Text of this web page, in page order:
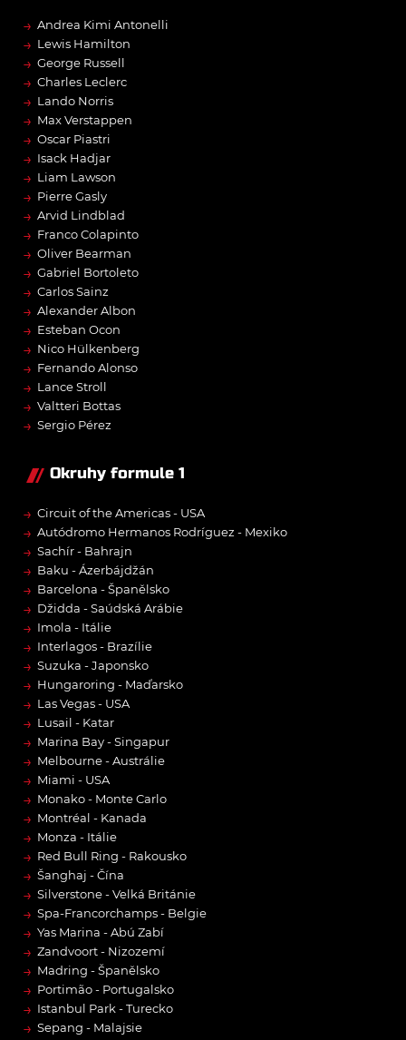
→ Andrea Kimi Antonelli
→ Lewis Hamilton
→ George Russell
→ Charles Leclerc
→ Lando Norris
→ Max Verstappen
→ Oscar Piastri
→ Isack Hadjar
→ Liam Lawson
→ Pierre Gasly
→ Arvid Lindblad
→ Franco Colapinto
→ Oliver Bearman
→ Gabriel Bortoleto
→ Carlos Sainz
→ Alexander Albon
→ Esteban Ocon
→ Nico Hülkenberg
→ Fernando Alonso
→ Lance Stroll
→ Valtteri Bottas
→ Sergio Pérez
Okruhy formule 1
→ Circuit of the Americas - USA
→ Autódromo Hermanos Rodríguez - Mexiko
→ Sachír - Bahrajn
→ Baku - Ázerbájdžán
→ Barcelona - Španělsko
→ Džidda - Saúdská Arábie
→ Imola - Itálie
→ Interlagos - Brazílie
→ Suzuka - Japonsko
→ Hungaroring - Maďarsko
→ Las Vegas - USA
→ Lusail - Katar
→ Marina Bay - Singapur
→ Melbourne - Austrálie
→ Miami - USA
→ Monako - Monte Carlo
→ Montréal - Kanada
→ Monza - Itálie
→ Red Bull Ring - Rakousko
→ Šanghaj - Čína
→ Silverstone - Velká Británie
→ Spa-Francorchamps - Belgie
→ Yas Marina - Abú Zabí
→ Zandvoort - Nizozemí
→ Madring - Španělsko
→ Portimão - Portugalsko
→ Istanbul Park - Turecko
→ Sepang - Malajsie